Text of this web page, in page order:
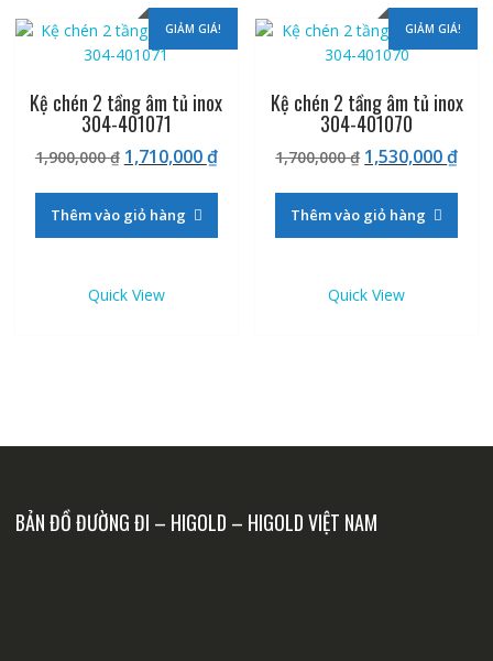
giá:
cao
GIẢM GIÁ!
Kệ chén 2 tầng âm tủ inox
304-401071
1,900,000₫ Giá
là:
1,900,000 ₫.
1,710,000₫Giá
Thêm vào giỏ hàng
Quick View
GIẢM GIÁ!
Kệ chén 2 tầng âm tủ inox
304-401070
1,700,000₫ Giá
là:
1,700,000 ₫.
1,530,000₫Giá
Thêm vào giỏ hàng
Quick View
BẢN ĐỒ ĐƯỜNG ĐI – HIGOLD – HIGOLD VIỆT NAM